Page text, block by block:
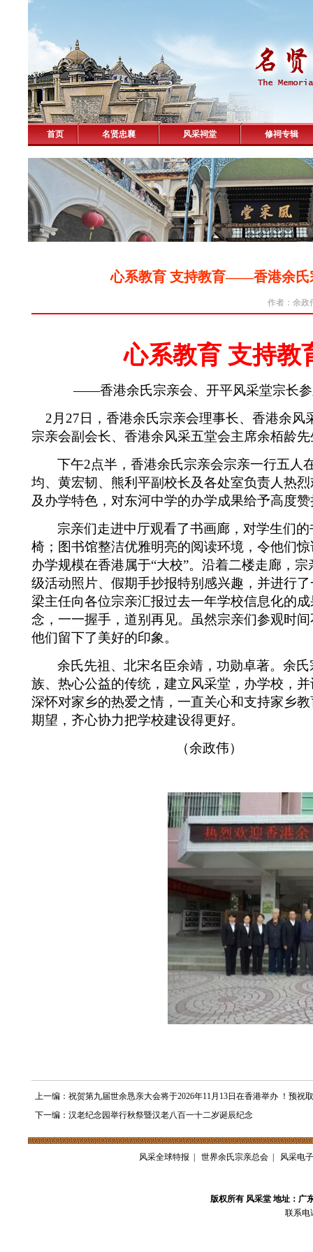
首页 名贤忠襄 风采祠堂 修祠专辑
心系教育 支持教育——香港余氏
作者：余政
心系教育 支持教
——香港余氏宗亲会、开平风采堂宗长
2月27日，香港余氏宗亲会理事长、香港余
宗亲会副会长、香港余风采五堂会主席余栢
下午2点半，香港余氏宗亲会宗亲一行五 人
均、黄宏韧、熊利平副校长及各处室负责人热
及办学特色，对东河中学的办学成果给予高
宗亲们走进中厅观看了书画廊，对学生们
椅；图书馆整洁优雅明亮的阅读环境，令他们
办学规模在香港属于“大校”。沿着二楼走廊， 宗
级活动照片、假期手抄报特别感兴趣， 并进行了
梁主任向各位宗亲汇报过去一年学校信息化的
念，一一握手，道别再见。虽然宗亲们参观时
他们留下了美好的印象。
余氏先祖、北宋名臣余靖，功勋卓著。余
族、热心公益的传统，建立风采堂，办学校 ，并
深怀对家乡的热爱之情，一直关心和支持家乡
期望，齐心协力把学校建设得更好。
（余政伟）
上一编：祝贺第九届世余恳亲大会将于2026年11月13日在香港举办 ！预祝
下一编：汉老纪念园举行秋祭暨汉老八百一十二岁诞辰纪念
风采全球特报 世界余氏宗亲总会 风采电
版权所有 风采堂 地址：广
联系电